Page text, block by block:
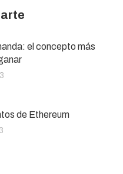
el concepto más
de Ethereum